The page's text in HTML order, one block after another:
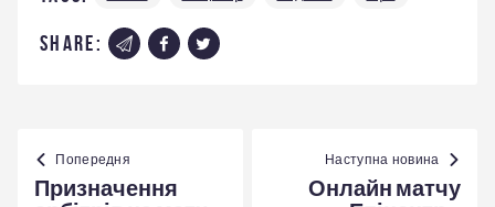
share:
Навігація
записів
Попередня
Призначення
Наступна новина
Онлайн матчу